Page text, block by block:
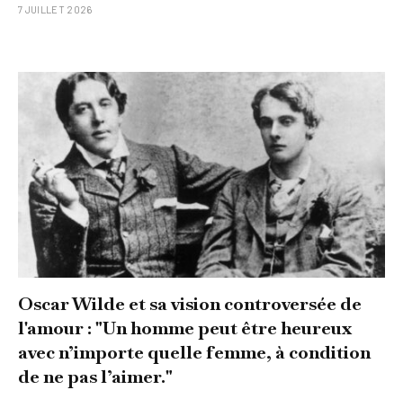
7 JUILLET 2026
Oscar Wilde et sa vision controversée de
l'amour : "Un homme peut être heureux
avec n’importe quelle femme, à condition
de ne pas l’aimer."